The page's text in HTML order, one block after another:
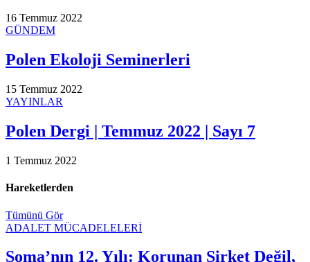
16 Temmuz 2022
GÜNDEM
Polen Ekoloji Seminerleri
15 Temmuz 2022
YAYINLAR
Polen Dergi | Temmuz 2022 | Sayı 7
1 Temmuz 2022
Hareketlerden
Tümünü Gör
ADALET MÜCADELELERİ
Soma’nın 12. Yılı: Korunan Şirket Değil,